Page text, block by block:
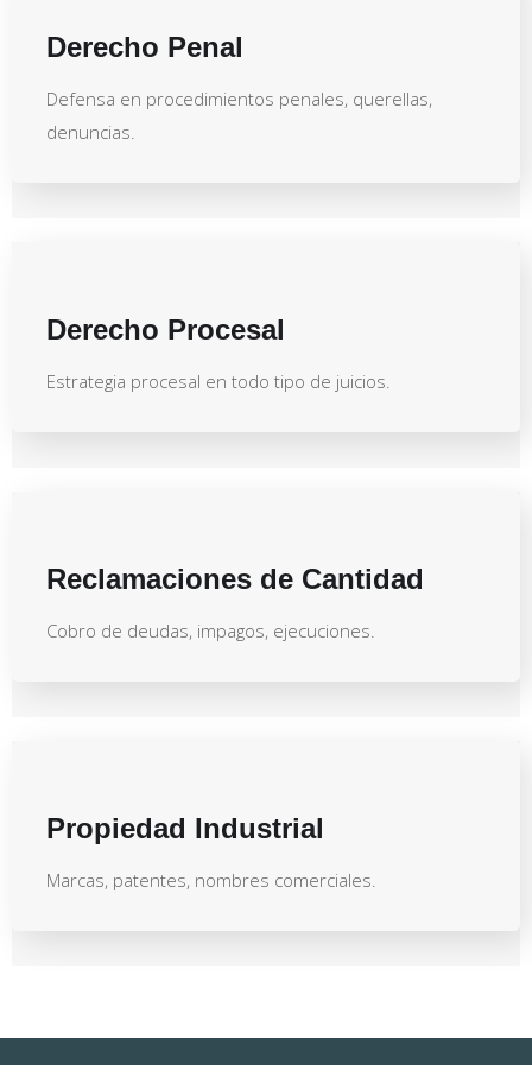
Derecho Penal
Defensa en procedimientos penales, querellas,
denuncias.
Derecho Procesal
Estrategia procesal en todo tipo de juicios.
Reclamaciones de Cantidad
Cobro de deudas, impagos, ejecuciones.
Propiedad Industrial
Marcas, patentes, nombres comerciales.